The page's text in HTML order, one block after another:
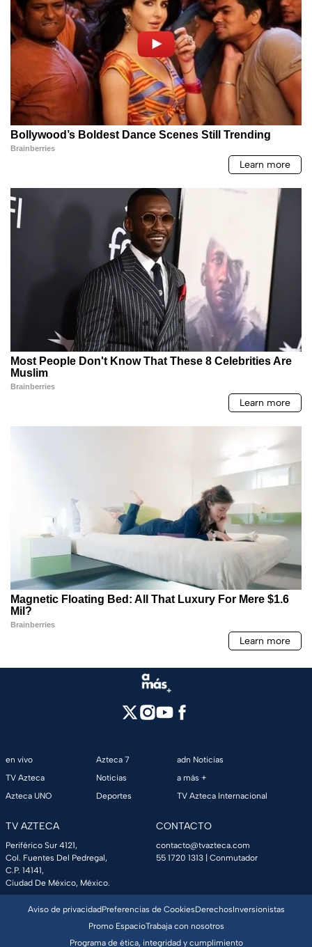
en vivo
TV Azteca
Azteca UNO
Azteca 7
Noticias
Deportes
adn Noticias
a más +
TV Azteca Internacional
TV AZTECA
Periférico Sur 4121,
Col. Fuentes Del Pedregal,
C.P. 14141,
Ciudad De México, México.
CONTACTO
contacto@tvazteca.com
55 1720 1313 | Conmutador
Aviso de privacidadPreferencias de CookiesDerechosInversionistas
Promo EspacioTrabaja con nosotros
Programa de ética, integridad y cumplimiento